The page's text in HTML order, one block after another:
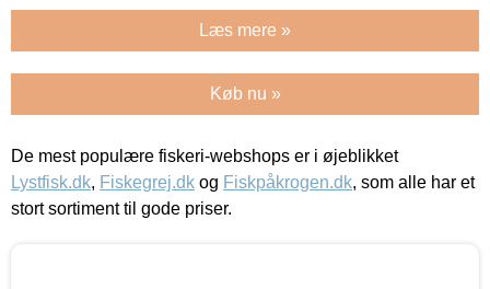
Læs mere »
Køb nu »
De mest populære fiskeri-webshops er i øjeblikket
Lystfisk.dk, Fiskegrej.dk og Fiskpåkrogen.dk, som alle har et
stort sortiment til gode priser.